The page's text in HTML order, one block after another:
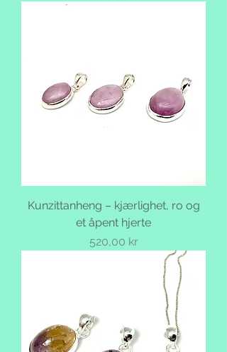
Kunzittanheng – kjærlighet, ro og
et åpent hjerte
Pris
520,00 kr